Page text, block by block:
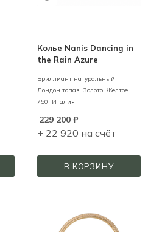
Колье Nanis Dancing in
the Rain Azure
Бриллиант натуральный,
Лондон топаз, Золото,Желтое,
750, Италия
229 200₽
+ 22 920 на счёт
В КОРЗИНУ